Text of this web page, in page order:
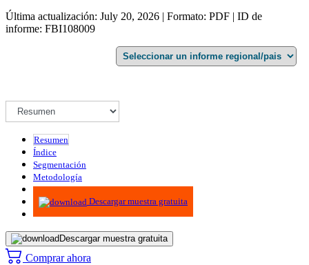
Última actualización: July 20, 2026 | Formato: PDF | ID de
informe: FBI108009
Resumen
Índice
Segmentación
Metodología
Infografías
Descargar muestra gratuita
Descargar muestra gratuita
Comprar ahora